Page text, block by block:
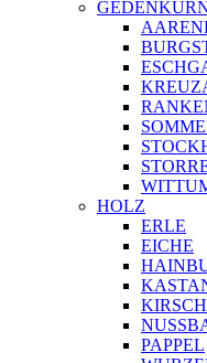
HOLZ
ERLE
EICHE
PAPPEL